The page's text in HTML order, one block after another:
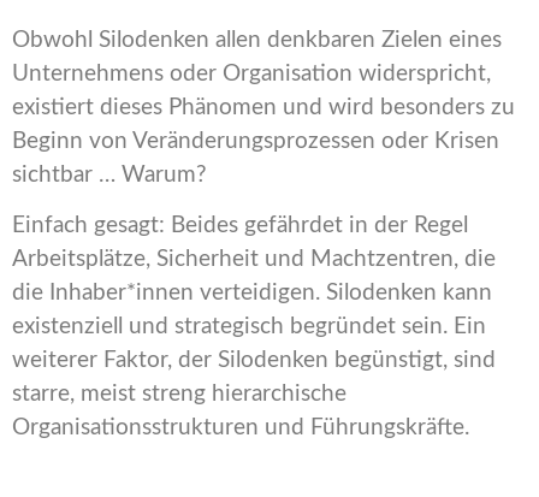
Obwohl Silodenken allen denkbaren Zielen eines
Unternehmens oder Organisation widerspricht,
existiert dieses Phänomen und wird besonders zu
Beginn von Veränderungsprozessen oder Krisen
sichtbar … Warum?
Einfach gesagt: Beides gefährdet in der Regel
Arbeitsplätze, Sicherheit und Machtzentren, die
die Inhaber*innen verteidigen. Silodenken kann
existenziell und strategisch begründet sein. Ein
weiterer Faktor, der Silodenken begünstigt, sind
starre, meist streng hierarchische
Organisationsstrukturen und Führungskräfte.